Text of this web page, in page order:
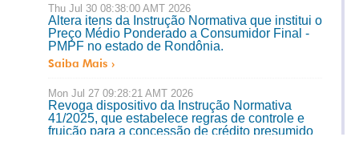
Thu Jul 30 08:38:00 AMT 2026
Altera itens da Instrução Normativa que institui o
Preço Médio Ponderado a Consumidor Final -
PMPF no estado de Rondônia.
Saiba Mais
Mon Jul 27 09:28:21 AMT 2026
Revoga dispositivo da Instrução Normativa
41/2025, que estabelece regras de controle e
fruição para a concessão de crédito presumido